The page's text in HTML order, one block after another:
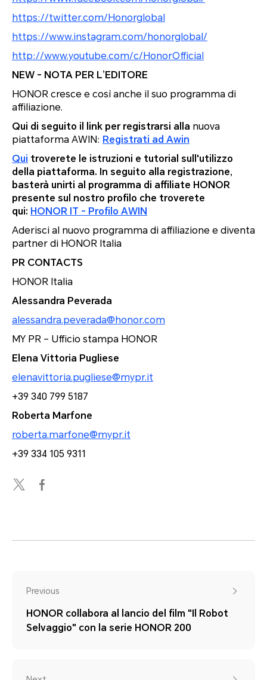
https://twitter.com/Honorglobal
https://www.instagram.com/honorglobal/
http://www.youtube.com/c/HonorOfficial
NEW - NOTA PER L’EDITORE
HONOR cresce e così anche il suo programma di
affiliazione.
Qui di seguito il link per registrarsi alla nuova
piattaforma AWIN: Registrati ad Awin
Qui troverete le istruzioni e tutorial sull'utilizzo
della piattaforma. In seguito alla registrazione,
basterà unirti al programma di affiliate HONOR
presente sul nostro profilo che troverete
qui: HONOR IT - Profilo AWIN
Aderisci al nuovo programma di affiliazione e diventa
partner di HONOR Italia
PR CONTACTS
HONOR Italia
Alessandra Peverada
alessandra.peverada@honor.com
MY PR – Ufficio stampa HONOR
Elena Vittoria Pugliese
elenavittoria.pugliese@mypr.it
+39 340 799 5187
Roberta Marfone
roberta.marfone@mypr.it
+39 334 105 9311
Previous
HONOR collabora al lancio del film "Il Robot
Selvaggio" con la serie HONOR 200